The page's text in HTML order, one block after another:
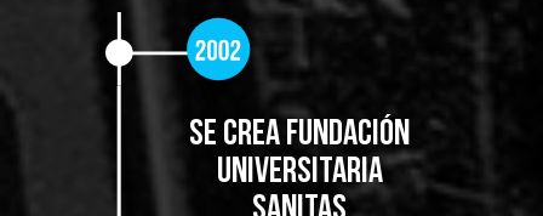
SE CREA FUNDACIÓN
UNIVERSITARIA